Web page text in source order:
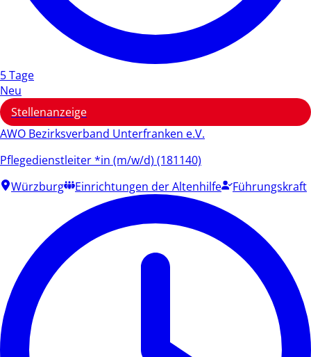
5 Tage
Neu
Stellenanzeige
AWO Bezirksverband Unterfranken e.V.
Pflegedienstleiter *in (m/w/d) (181140)
Würzburg
Einrichtungen der Altenhilfe Führungskraft